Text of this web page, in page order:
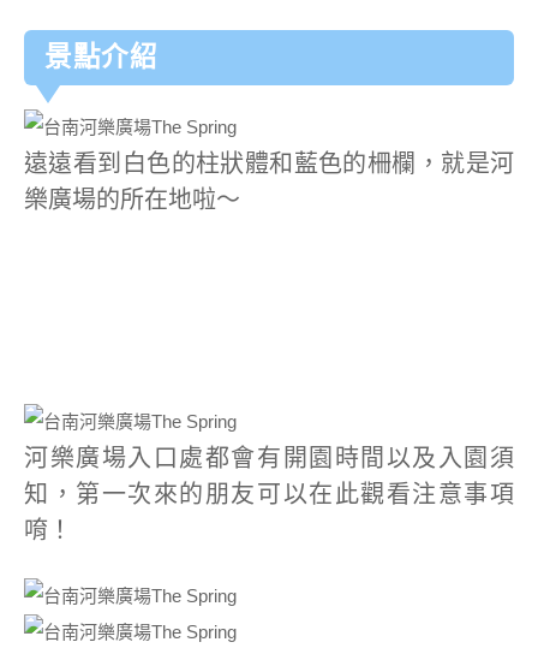
景點介紹
遠遠看到白色的柱狀體和藍色的柵欄，就是河
樂廣場的所在地啦～
河樂廣場入口處都會有開園時間以及入園須
知，第一次來的朋友可以在此觀看注意事項
唷！